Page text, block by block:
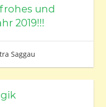
und
2019!!!
Saggau